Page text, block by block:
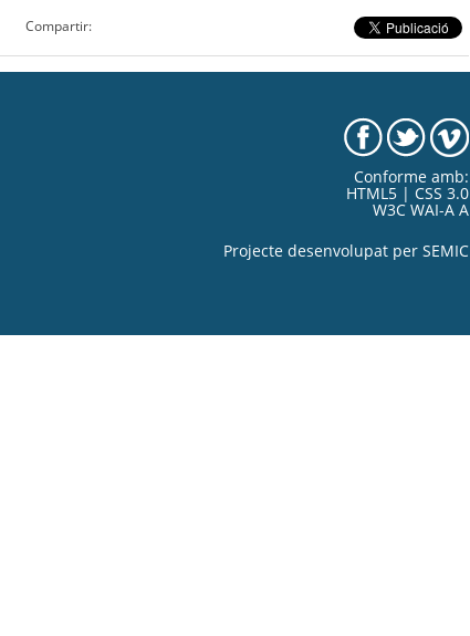
Compartir:
Conforme amb:
HTML5 | CSS 3.0
W3C WAI-A A
Projecte desenvolupat per SEMIC